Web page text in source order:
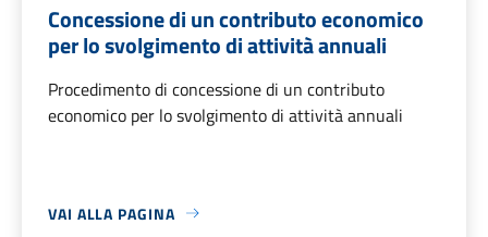
Concessione di un contributo economico
per lo svolgimento di attività annuali
Procedimento di concessione di un contributo
economico per lo svolgimento di attività annuali
VAI ALLA PAGINA